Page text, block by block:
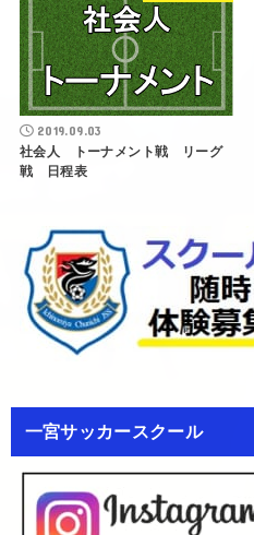
2019.09.03
社会人 トーナメント戦 リーグ
戦 日程表
一宮サッカースクール